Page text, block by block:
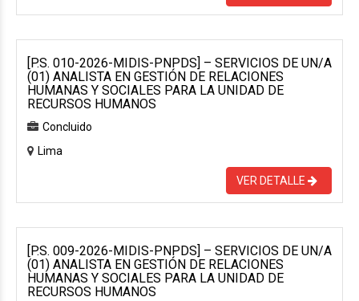
[P.S. 010-2026-MIDIS-PNPDS] – SERVICIOS DE UN/A
(01) ANALISTA EN GESTIÓN DE RELACIONES
HUMANAS Y SOCIALES PARA LA UNIDAD DE
RECURSOS HUMANOS
Concluido
Lima
VER DETALLE
[P.S. 009-2026-MIDIS-PNPDS] – SERVICIOS DE UN/A
(01) ANALISTA EN GESTIÓN DE RELACIONES
HUMANAS Y SOCIALES PARA LA UNIDAD DE
RECURSOS HUMANOS